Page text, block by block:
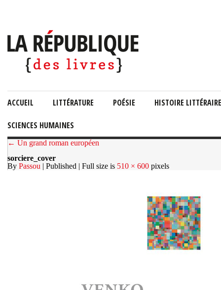
ACCUEIL LITTÉRATURE POÉSIE HISTOIRE LITTÉRAIRE
SCIENCES HUMAINES
← Un grand roman européen
sorciere_cover
By Passou | Published | Full size is 510 × 600 pixels